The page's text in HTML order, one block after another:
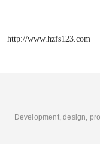
http://www.hzfs123.com
Development, design,